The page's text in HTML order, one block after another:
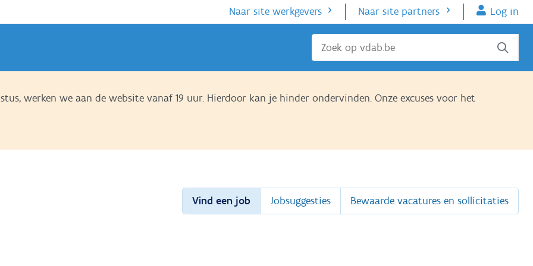
Naar site werkgevers Naar site partners Log in
Sluiten
werken we aan de website vanaf 19 uur. Hierdoor kan je hinder ondervinden. Onze excuses voor het
Vind een job Jobsuggesties Bewaarde vacatures en sollicitaties